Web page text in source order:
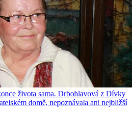
života sama. Drbohlavová z Dívky
domě, nepoznávala ani nejbližší